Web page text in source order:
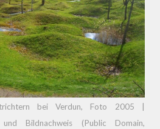
bei Verdun, Foto 2005 |
Bildnachweis (Public Domain,